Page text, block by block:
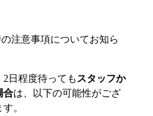
注意事項についてお知ら
日程度待っても スタッフか
合は、以下の可能性がござ
。